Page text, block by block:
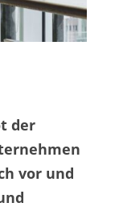
der
vor und